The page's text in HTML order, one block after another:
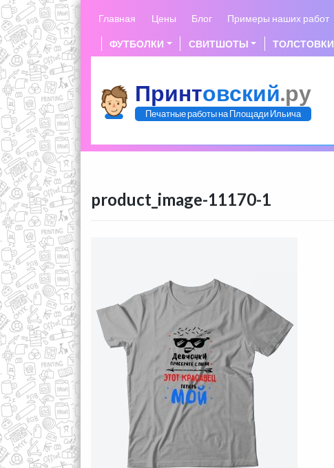
content
Главная Цены Блог Примеры наших работ
ФУТБОЛКИ СВИТШОТЫ ТОЛСТОВКИ
Принтовский.ру
Печатные работы на Площади Ильича
product_image-11170-1